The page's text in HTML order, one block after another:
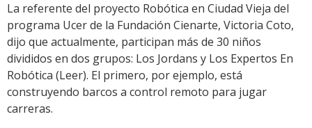
La referente del proyecto Robótica en Ciudad Vieja del
programa Ucer de la Fundación Cienarte, Victoria Coto,
dijo que actualmente, participan más de 30 niños
divididos en dos grupos: Los Jordans y Los Expertos En
Robótica (Leer). El primero, por ejemplo, está
construyendo barcos a control remoto para jugar
carreras.